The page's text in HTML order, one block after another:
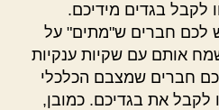
לקבל בגדים מידיכם.
לכם חברים ש"מתים" על
אותם עם שקיות ענקיות
חברים שמצבם הכלכלי
את בגדיכם. כמובן,